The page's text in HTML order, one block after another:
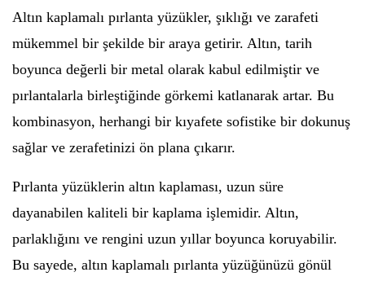
Altın kaplamalı pırlanta yüzükler, şıklığı ve zarafeti
mükemmel bir şekilde bir araya getirir. Altın, tarih
boyunca değerli bir metal olarak kabul edilmiştir ve
pırlantalarla birleştiğinde görkemi katlanarak artar. Bu
kombinasyon, herhangi bir kıyafete sofistike bir dokunuş
sağlar ve zerafetinizi ön plana çıkarır.
Pırlanta yüzüklerin altın kaplaması, uzun süre
dayanabilen kaliteli bir kaplama işlemidir. Altın,
parlaklığını ve rengini uzun yıllar boyunca koruyabilir.
Bu sayede, altın kaplamalı pırlanta yüzüğünüzü gönül